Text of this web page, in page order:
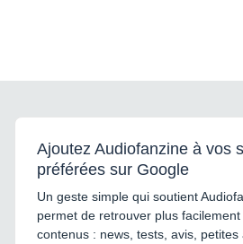
Ajoutez Audiofanzine à vos
préférées sur Google
Un geste simple qui soutient
permet de retrouver plus
contenus : news, tests, avis, petites